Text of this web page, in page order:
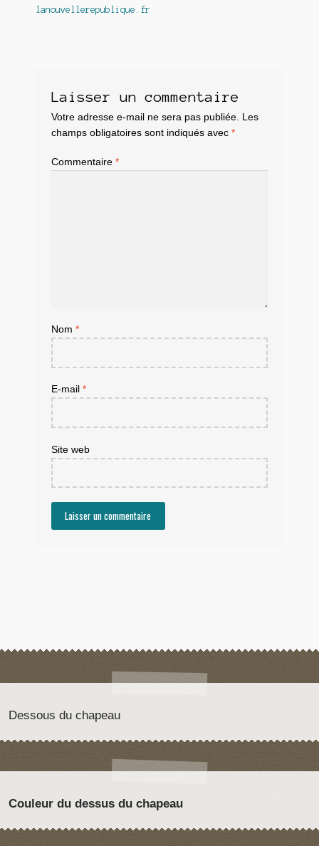
lanouvellerepublique.fr
Laisser un commentaire
Votre adresse e-mail ne sera pas publiée. Les
champs obligatoires sont indiqués avec *
Commentaire *
Nom *
E-mail *
Site web
Dessous du chapeau
Couleur du dessus du chapeau